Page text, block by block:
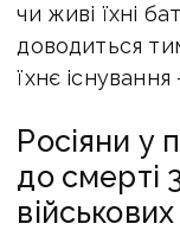
чи живі їхні
доводиться
їхнє
Росіяни у
до смерті